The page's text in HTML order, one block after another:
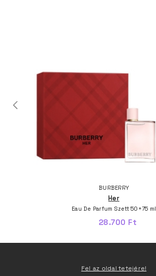
BURBERRY
Her
Eau De Parfum Szett 50+75 ml
28.700 Ft
Fel az oldal tetejére!